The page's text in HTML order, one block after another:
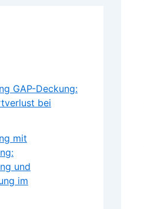
GAP-Deckung:
bei
mit
und
im